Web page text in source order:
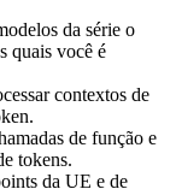
da série o
quais você é
contextos de
de função e
tokens.
da UE e de